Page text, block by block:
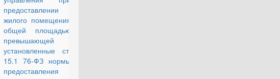
предоставлении
жилого помещения
общей площадью
превышающей
установленные ст.
15.1 76-ФЗ нормы
предоставления